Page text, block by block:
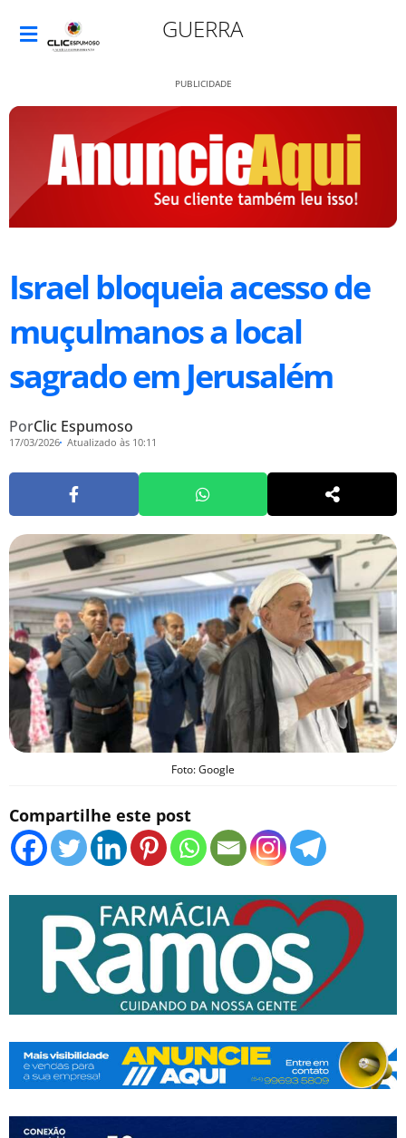
GUERRA
PUBLICIDADE
Israel bloqueia acesso de
muçulmanos a local
sagrado em Jerusalém
PorClic Espumoso
17/03/2026 Atualizado às 10:11
Foto: Google
Compartilhe este post